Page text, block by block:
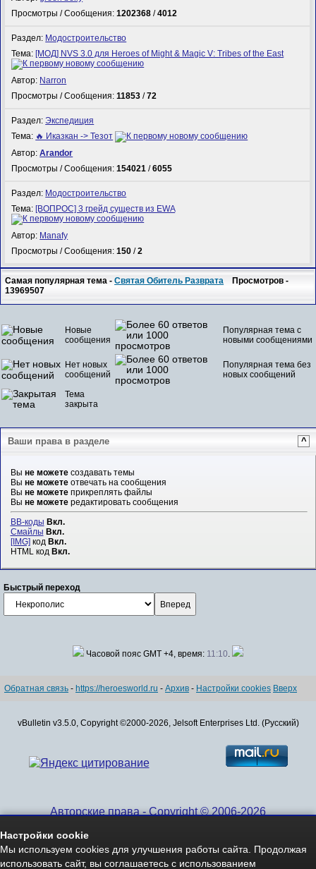
Просмотры / Сообщения:1202368 /4012
Раздел: Модостроительство
Тема: [МОД] NVS 3.0 для Heroes of Might & Magic V: Tribes of the East
Автор: Narron
Просмотры / Сообщения:11853 /72
Раздел:Экспедиция
Тема: 🔥 Иказкан -> Тезот
Автор:Arandor
Просмотры / Сообщения:154021 /6055
Раздел: Модостроительство
Тема: [ВОПРОС] 3 грейд существ из EWA
Автор: Manafy
Просмотры / Сообщения:150 /2
Самая популярная тема -Святая Обитель Разврата Просмотров -
13969507
Новые
сообщения
Популярная тема с
новыми сообщениями
Нет новых
сообщений
Популярная тема без
новых сообщений
Тема
закрыта
Ваши права в разделе ^
Вы не можетесоздавать темы
Вы не можетеотвечать на сообщения
Вы не можетеприкреплять файлы
Вы не можетередактировать сообщения
BB-коды Вкл.
Смайлы Вкл.
[IMG]код Вкл.
HTML код Вкл.
Быстрый переход
Часовой пояс GMT +4, время: 11:10.
Обратная связь - https://heroesworld.ru - Архив - Настройки cookies Вверх
vBulletin v3.5.0, Copyright ©2000-2026, Jelsoft Enterprises Ltd. (Русский)
Авторские права - Copyright © 2006-2026
Настройки cookie
Мы используем cookies для улучшения работы сайта. Продолжая
использовать сайт, вы соглашаетесь с использованием